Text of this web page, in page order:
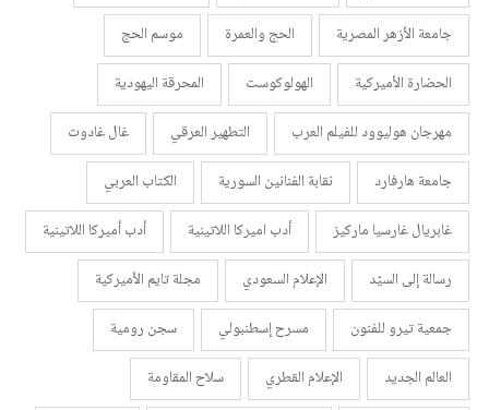
جامعة الأزهر المصرية
الحج والعمرة
موسم الحج
الحضارة الأميركية
الهولوكوست
المحرقة اليهودية
مهرجان هوليوود للفيلم العرب
التطهير العرقي
غال غادوت
جامعة هارفارد
نقابة الفنانين السورية
الكتاب العربي
غابريال غارسيا ماركيز
أدب اميركا اللاتينية
أدب أميركا اللاتينية
رسالة إلى السيّد
الإعلام السعودي
مجلة تايم الأميركية
جمعية تيرو للفنون
مسرح إسطنبولي
سجن رومية
العالم الجديد
الإعلام القطري
سلاح المقاومة